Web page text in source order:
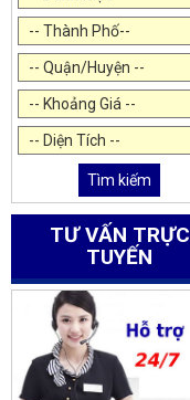
Tìm kiếm
TƯ VẤN TRỰC
TUYẾN